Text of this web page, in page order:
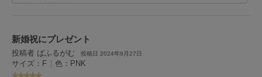
HOKA ONEONE
ホカ オネオネ
新婚祝にプレゼント
投稿者 ばふるがむ 投稿日 2024年9月27日
サイズ：F | 色：PNK